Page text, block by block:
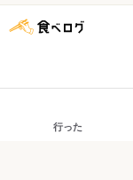
行った